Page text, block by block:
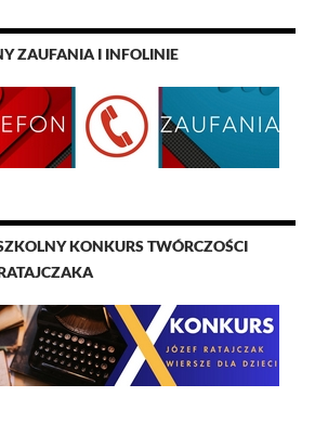
ZAUFANIA I INFOLINIE
KONKURS TWÓRCZOŚCI